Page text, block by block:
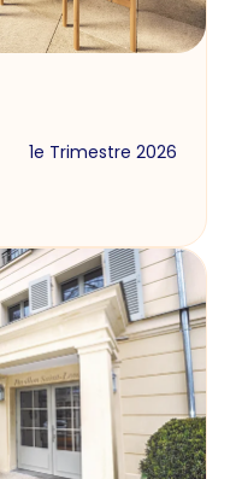
1e Trimestre 2026